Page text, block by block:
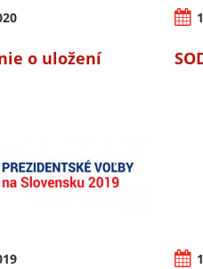
o uložení